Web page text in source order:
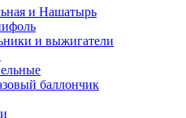
и Нашатырь
и выжигатели
баллончик